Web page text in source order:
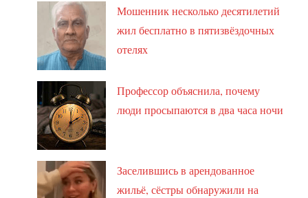
Мошенник несколько десятилетий
жил бесплатно в пятизвёздочных
отелях
Профессор объяснила, почему
люди просыпаются в два часа ночи
Заселившись в арендованное
жильё, сёстры обнаружили на